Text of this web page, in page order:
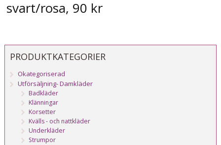
svart/rosa, 90 kr
PRODUKTKATEGORIER
Okategoriserad
Utförsäljning- Damkläder
Badkläder
Klänningar
Korsetter
Kvälls - och nattkläder
Underkläder
Strumpor